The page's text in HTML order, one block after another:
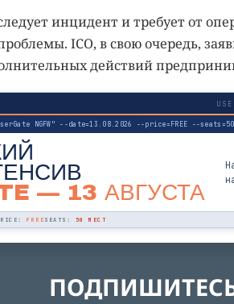
инцидент и требует от
ICO, в свою очередь,
действий
NGFW" --date=13.08.2026 --price=FREE --
— 13 АВГУСТА
FREE SEATS: 50 МЕСТ
ПОДПИШИТЕСЬ